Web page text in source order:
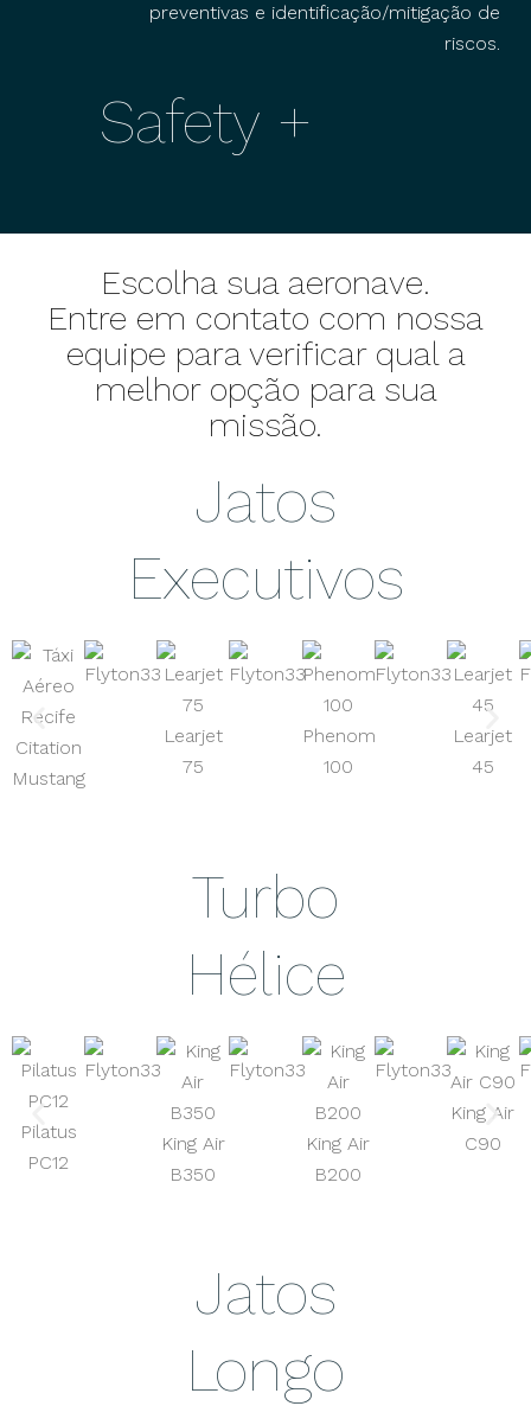
preventivas e identificação/mitigação de
riscos.
Safety +
Escolha sua aeronave.
Entre em contato com nossa
equipe para verificar qual a
melhor opção para sua
missão.
Jatos
Executivos
Citation
Mustang
Learjet
75
Phenom
100
Learjet
45
Turbo
Hélice
Pilatus
PC12
King Air
B350
King Air
B200
King Air
C90
Jatos
Longo